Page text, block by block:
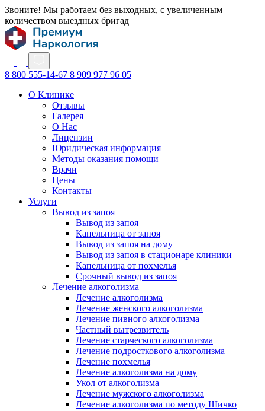
Звоните! Мы работаем без выходных, с увеличенным
количеством выездных бригад
8 800 555-14-67 8 909 977 96 05
О Клинике
Отзывы
Галерея
О Нас
Лицензии
Юридическая информация
Методы оказания помощи
Врачи
Цены
Контакты
Услуги
Вывод из запоя
Вывод из запоя
Капельница от запоя
Вывод из запоя на дому
Вывод из запоя в стационаре клиники
Капельница от похмелья
Срочный вывод из запоя
Лечение алкоголизма
Лечение алкоголизма
Лечение женского алкоголизма
Лечение пивного алкоголизма
Частный вытрезвитель
Лечение старческого алкоголизма
Лечение подросткового алкоголизма
Лечение похмелья
Лечение алкоголизма на дому
Укол от алкоголизма
Лечение мужского алкоголизма
Лечение алкоголизма по методу Шичко